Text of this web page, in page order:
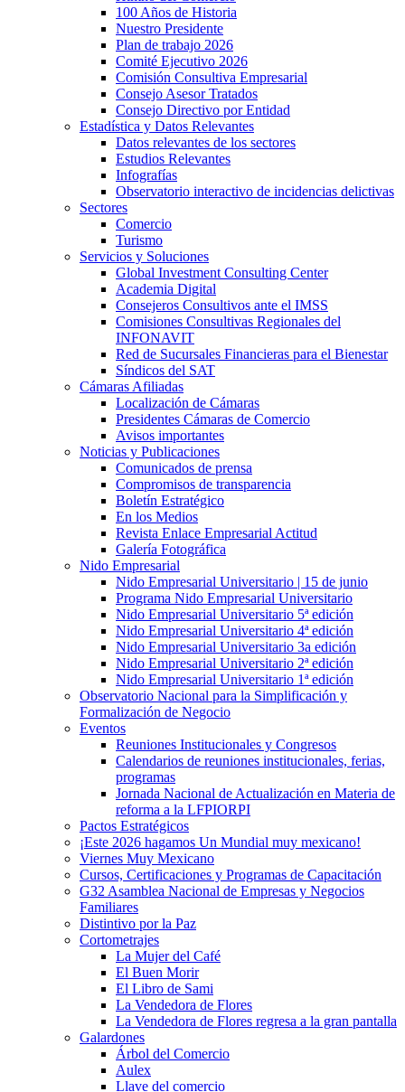
100 Años de Historia
Nuestro Presidente
Plan de trabajo 2026
Comité Ejecutivo 2026
Comisión Consultiva Empresarial
Consejo Asesor Tratados
Consejo Directivo por Entidad
Estadística y Datos Relevantes
Datos relevantes de los sectores
Estudios Relevantes
Infografías
Observatorio interactivo de incidencias delictivas
Sectores
Comercio
Turismo
Servicios y Soluciones
Global Investment Consulting Center
Academia Digital
Consejeros Consultivos ante el IMSS
Comisiones Consultivas Regionales del
INFONAVIT
Red de Sucursales Financieras para el Bienestar
Síndicos del SAT
Cámaras Afiliadas
Localización de Cámaras
Presidentes Cámaras de Comercio
Avisos importantes
Noticias y Publicaciones
Comunicados de prensa
Compromisos de transparencia
Boletín Estratégico
En los Medios
Revista Enlace Empresarial Actitud
Galería Fotográfica
Nido Empresarial
Nido Empresarial Universitario | 15 de junio
Programa Nido Empresarial Universitario
Nido Empresarial Universitario 5ª edición
Nido Empresarial Universitario 4ª edición
Nido Empresarial Universitario 3a edición
Nido Empresarial Universitario 2ª edición
Nido Empresarial Universitario 1ª edición
Observatorio Nacional para la Simplificación y
Formalización de Negocio
Eventos
Reuniones Institucionales y Congresos
Calendarios de reuniones institucionales, ferias,
programas
Jornada Nacional de Actualización en Materia de
reforma a la LFPIORPI
Pactos Estratégicos
¡Este 2026 hagamos Un Mundial muy mexicano!
Viernes Muy Mexicano
Cursos, Certificaciones y Programas de Capacitación
G32 Asamblea Nacional de Empresas y Negocios
Familiares
Distintivo por la Paz
Cortometrajes
La Mujer del Café
El Buen Morir
El Libro de Sami
La Vendedora de Flores
La Vendedora de Flores regresa a la gran pantalla
Galardones
Árbol del Comercio
Aulex
Llave del comercio